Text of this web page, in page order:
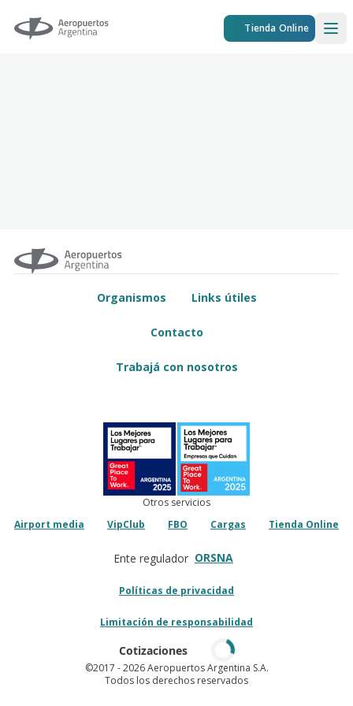
Aeropuertos Argentina Tienda Online
Organismos Links útiles
Contacto
Trabajá con nosotros
Otros servicios
Airport media
VipClub FBO Cargas Tienda Online
Ente regulador ORSNA
Políticas de privacidad
Limitación de responsabilidad
Cotizaciones
©2017 - 2026 Aeropuertos Argentina S.A.
Todos los derechos reservados